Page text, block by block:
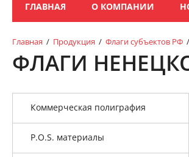
ГЛАВНАЯ О КОМПАНИИ
Главная / Продукция / Флаги субъектов РФ /
ФЛАГИ
Коммерческая полиграфия
P.O.S. материалы